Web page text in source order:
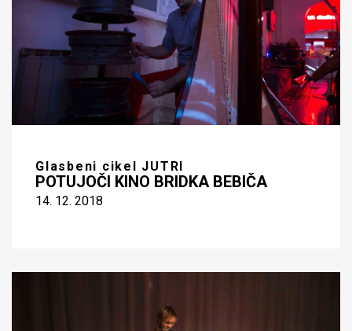
Glasbeni cikel JUTRI
POTUJOČI KINO BRIDKA BEBIČA
14. 12. 2018